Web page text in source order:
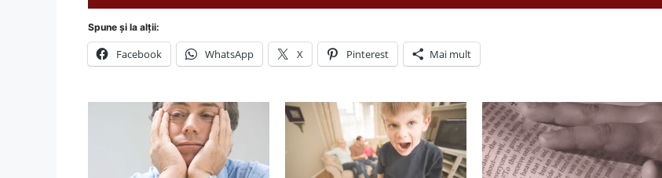
Spune și la alții:
Facebook WhatsApp X Pinterest Mai mult